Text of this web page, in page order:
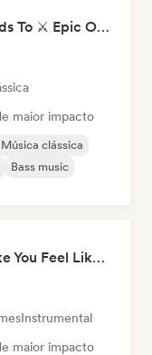
Music to Conquer Worlds To ⚔️ Epic Orchestral, Cinematic & Trailer Music
maior impacto
Música clássica
Bass music
Instrumentals That Make You Feel Like Floating
Instrumental
maior impacto